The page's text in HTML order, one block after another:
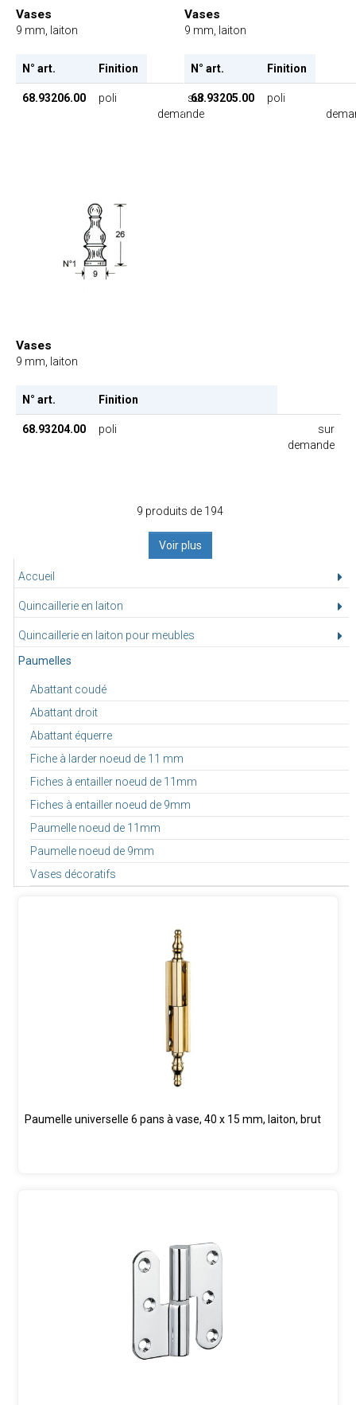
Accueil
Quincaillerie en laiton
Quincaillerie en laiton pour meubles
Paumelles
Abattant coudé
Abattant droit
Abattant équerre
Fiche à larder noeud de 11 mm
Fiches à entailler noeud de 11mm
Fiches à entailler noeud de 9mm
Paumelle noeud de 11mm
Paumelle noeud de 9mm
Vases décoratifs
Paumelle universelle 6 pans à vase, 40 x 15 mm, laiton, brut
Vases
9 mm, laiton
N° art. Finition
68.93206.00 poli
sur
demande
Vases
9 mm, laiton
N° art. Finition
68.93205.00
poli
Vases
9 mm, laiton
N° art. Finition
68.93204.00 poli
sur
demande
9 produits de 194
Voir plus